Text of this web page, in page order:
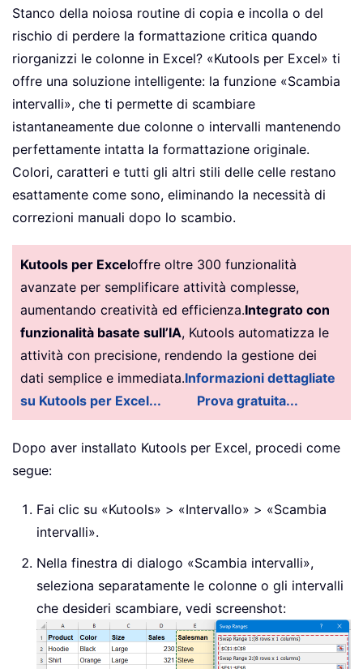
Stanco della noiosa routine di copia e incolla o del
rischio di perdere la formattazione critica quando
riorganizzi le colonne in Excel? «Kutools per Excel» ti
offre una soluzione intelligente: la funzione «Scambia
intervalli», che ti permette di scambiare
istantaneamente due colonne o intervalli mantenendo
perfettamente intatta la formattazione originale.
Colori, caratteri e tutti gli altri stili delle celle restano
esattamente come sono, eliminando la necessità di
correzioni manuali dopo lo scambio.
Kutools per Exceloffre oltre 300 funzionalità
avanzate per semplificare attività complesse,
aumentando creatività ed efficienza.Integrato con
funzionalità basate sull’IA, Kutools automatizza le
attività con precisione, rendendo la gestione dei
dati semplice e immediata.Informazioni dettagliate
su Kutools per Excel...
Prova gratuita...
Dopo aver installato Kutools per Excel, procedi come
segue:
Fai clic su «Kutools» > «Intervallo» > «Scambia
intervalli».
Nella finestra di dialogo «Scambia intervalli»,
seleziona separatamente le colonne o gli intervalli
che desideri scambiare, vedi screenshot: